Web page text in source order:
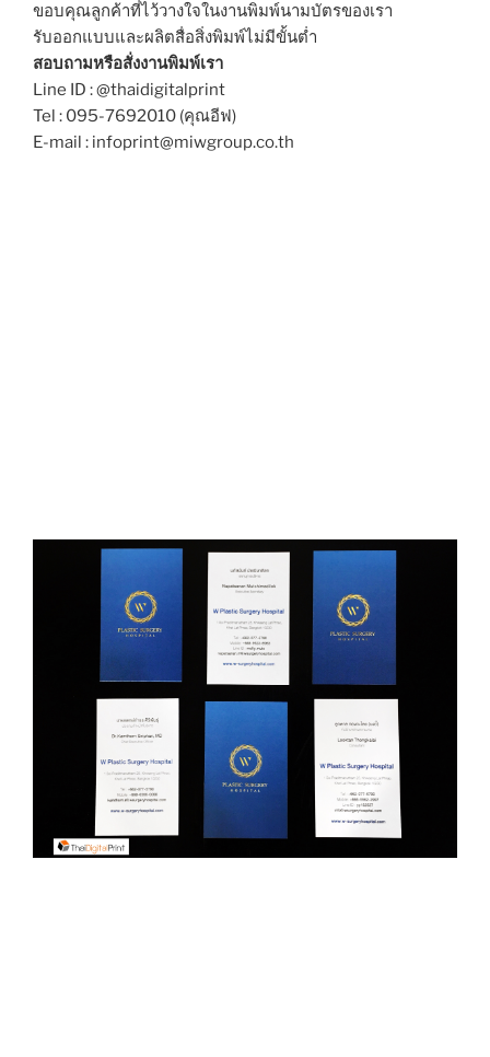
ขอบคุณลูกค้าที่ไว้วางใจในงานพิมพ์นามบัตรของเรา
รับออกแบบและผลิตสื่อสิ่งพิมพ์ไม่มีขั้นต่ำ
สอบถามหรือสั่งงานพิมพ์เรา
Line ID : @thaidigitalprint
Tel : 095-7692010 (คุณอีฟ)
E-mail : infoprint@miwgroup.co.th